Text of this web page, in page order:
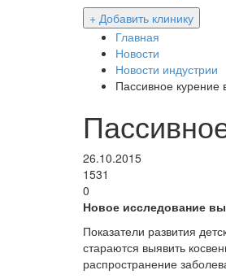
+ Добавить клинику
Главная
Новости
Новости индустрии
Пассивное курение
26.10.2015
1531
0
Новое исследование
Показатели развития
стараются выявить
распространение